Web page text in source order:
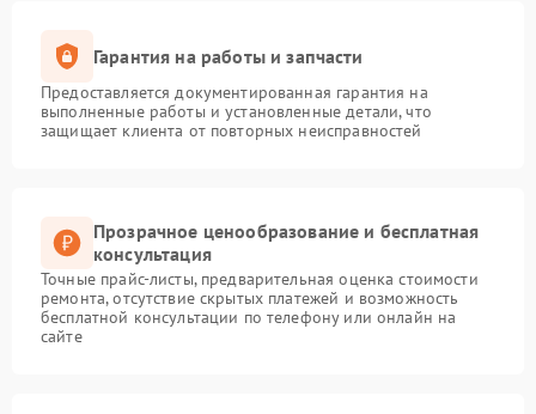
Гарантия на работы и запчасти
Предоставляется документированная гарантия на
выполненные работы и установленные детали, что
защищает клиента от повторных неисправностей
Прозрачное ценообразование и бесплатная
консультация
Точные прайс-листы, предварительная оценка стоимости
ремонта, отсутствие скрытых платежей и возможность
бесплатной консультации по телефону или онлайн на
сайте